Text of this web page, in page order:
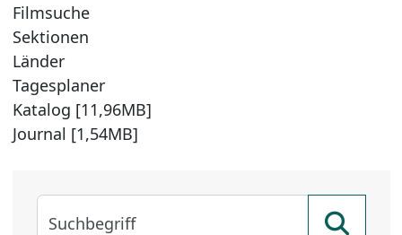
Filmsuche
Sektionen
Länder
Tagesplaner
Katalog [11,96MB]
Journal [1,54MB]
Suchbegriff